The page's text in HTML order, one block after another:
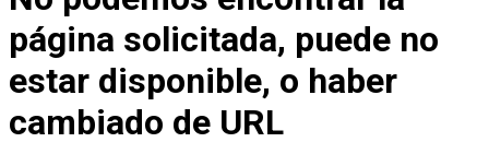
página solicitada, puede no
estar disponible, o haber
cambiado de URL